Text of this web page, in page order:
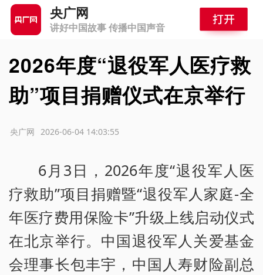
央广网
讲好中国故事 传播中国声音
2026年度“退役军人医疗救
助”项目捐赠仪式在京举行
2026-06-04 14:03:55
央广网
6月3日，2026年度“退役军人医
疗救助”项目捐赠暨“退役军人家庭-全
年医疗费用保险卡”升级上线启动仪式
在北京举行。中国退役军人关爱基金
会理事长包丰宇，中国人寿财险副总